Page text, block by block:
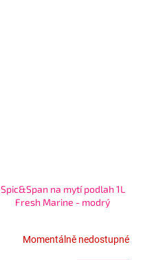
Spic&Span na mytí podlah 1L
Fresh Marine - modrý
Momentálně nedostupné